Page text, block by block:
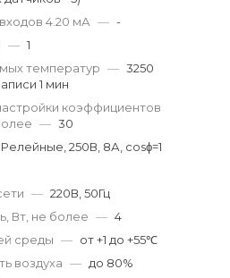
4.20 мА — -
— 1
температур — 3250
1 мин
коэффициентов
— 30
Релейные, 250В, 8А, cosϕ=1
— 220В, 50Гц
Вт, не более — 4
среды — от +1 до +55℃
воздуха — до 80%